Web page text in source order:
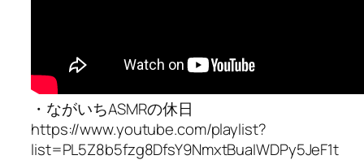
・ながいちASMRの休日
https://www.youtube.com/playlist?
list=PL5Z8b5fzg8DfsY9NmxtBuaIWDPy5JeF1t